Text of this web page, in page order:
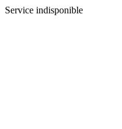
Service indisponible